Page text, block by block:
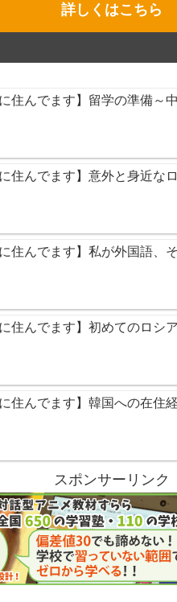
詳しくはこちら
住んでます】留学の準備～
住んでます】意外と身近な
住んでます】私が外国語、
住んでます】初めてのロシ
住んでます】韓国への在住
スポンサーリンク